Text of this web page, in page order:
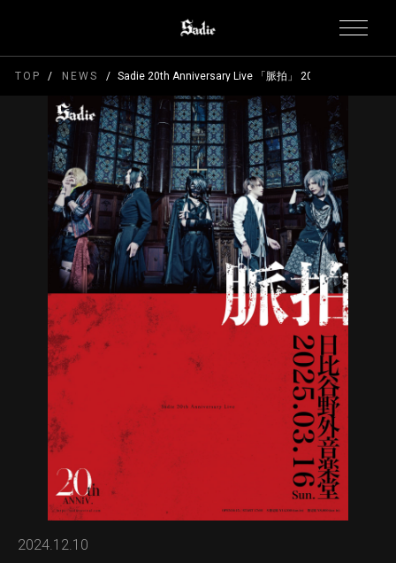
TOP NEWS Sadie 20th Anniversary Live 「脈拍」 2025年 3月16日(
2024.12.10